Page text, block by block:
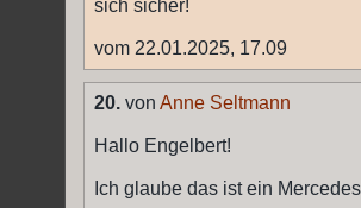
sich sicher!
vom 22.01.2025, 17.09
20. von Anne Seltmann
Hallo Engelbert!
Ich glaube das ist ein